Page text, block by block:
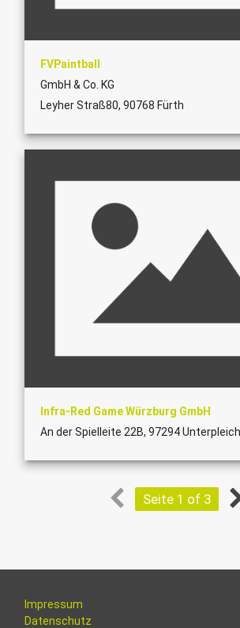
FVPaintball
GmbH & Co. KG
Leyher Straß80, 90768 Fürth
Infra-Red Game Würzburg GmbH
An der Spielleite 22B, 97294
Seite 1 of 3
Impressum
Datenschutz